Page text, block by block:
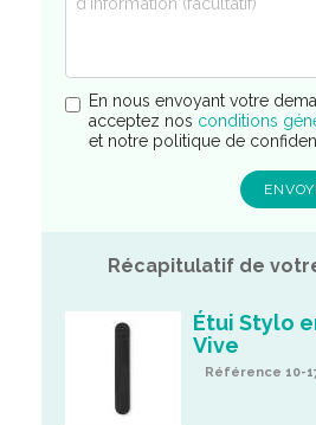
En nous envoyant votre
acceptez nos conditions
et notre politique de
Récapitulatif de
Étui Stylo
Vive
Référence 10-